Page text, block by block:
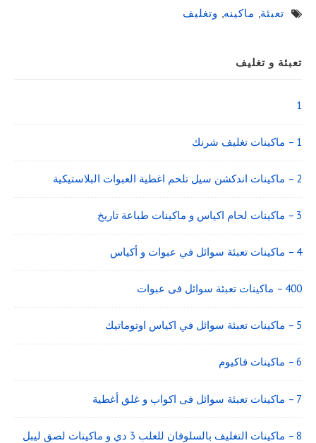
تعبئة, ماكينه, وتغليف
Sidebar
Widget
Area
تعبئة و تغليف
1
1 – ماكينات تغليف شرنك
2 – ماكينات اندكشن سيل تلحم اغطية العبوات البلاستيكية
3 – ماكينات لحام اكياس و ماكينات طباعة تاريخ
4 – ماكينات تعبئة سوائل في عبوات و أكياس
400 – ماكينات تعبئة سوائل فى عبوات
5 – ماكينات تعبئة سوائل في اكياس اوتوماتيك
6 – ماكينات فاكيوم
7 – ماكينات تعبئة سوائل فى اكواب و غلق أغطية
8 – ماكينات التغليف بالسلوفان للعلب 3 دي و ماكينات لصق ليبل